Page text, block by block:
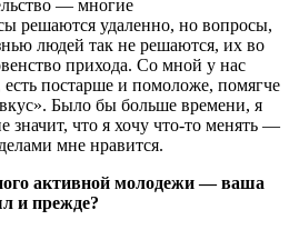
— многие
решаются удаленно, но вопросы,
людей так не решаются, их во
прихода. Со мной у нас
есть постарше и помоложе, помягче
Было бы больше времени, я
значит, что я хочу что-то менять —
мне нравится.
активной молодежи — ваша
и прежде?